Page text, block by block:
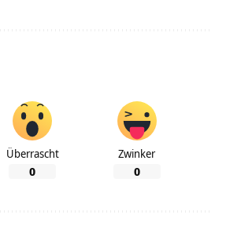
Überrascht
0
Zwinker
0